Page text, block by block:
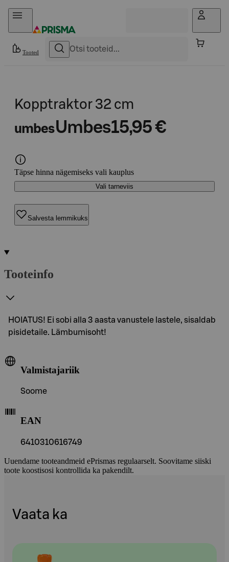
Otse sisu juurde
Tooted
Kopptraktor 32 cm
umbesUmbes15,95 €
Täpse hinna nägemiseks vali kauplus
Vali tarneviis
Salvesta lemmikuks
Tooteinfo
HOIATUS! Ei sobi alla 3 aasta vanustele lastele, sisaldab
pisidetaile. Lämbumisoht!
Valmistajariik
Soome
EAN
6410310616749
Uuendame tooteandmeid ePrismas regulaarselt. Soovitame siiski
toote koostisosi kontrollida ka pakendilt.
Vaata ka